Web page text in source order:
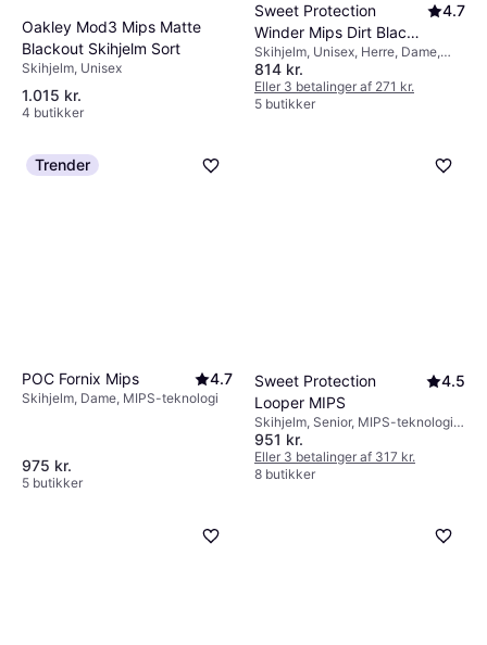
Oakley Mod3 Mips Matte
Blackout Skihjelm Sort
Skihjelm, Unisex
1.015 kr.
4 butikker
Sweet Protection
Winder Mips Dirt Black
M L
4.7
Skihjelm, Unisex, Herre, Dame,
MIPS-teknologi
814 kr.
Eller 3 betalinger af 271 kr.
5 butikker
Trender
POC Fornix Mips 4.7
Skihjelm, Dame, MIPS-teknologi
975 kr.
5 butikker
Sweet Protection
Looper MIPS
4.5
Skihjelm, Senior, MIPS-teknologi,
Aftagelig ørebeskyttelse
951 kr.
Eller 3 betalinger af 317 kr.
8 butikker